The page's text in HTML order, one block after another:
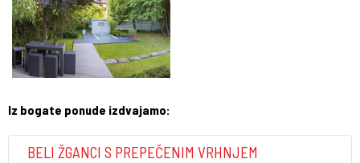
Iz bogate ponude izdvajamo:
BELI ŽGANCI S PREPEČENIM VRHNJEM